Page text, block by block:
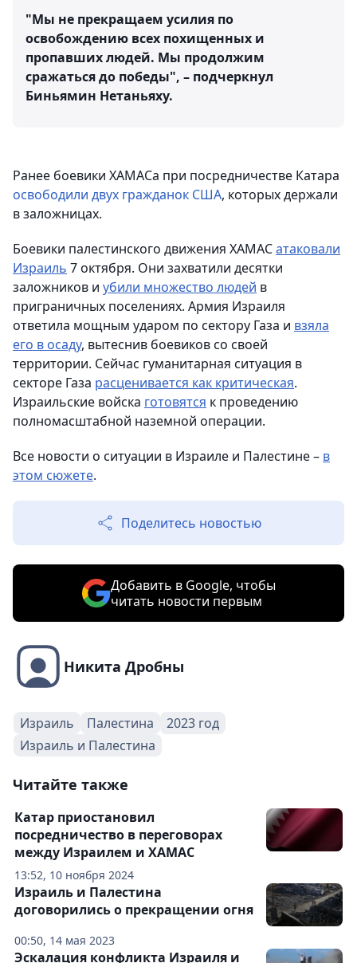
"Мы не прекращаем усилия по
освобождению всех похищенных и
пропавших людей. Мы продолжим
сражаться до победы", – подчеркнул
Биньямин Нетаньяху.
Ранее боевики ХАМАСа при посредничестве Катара
освободили двух гражданок США, которых держали
в заложницах.
Боевики палестинского движения ХАМАСатаковали
Израиль 7 октября. Они захватили десятки
заложников и убили множество людей в
приграничных поселениях. Армия Израиля
ответила мощным ударом по сектору Газа и взяла
его в осаду, вытеснив боевиков со своей
территории. Сейчас гуманитарная ситуация в
секторе Газа расценивается как критическая.
Израильские войска готовятся к проведению
полномасштабной наземной операции.
Все новости о ситуации в Израиле и Палестине – в
этом сюжете.
Поделитесь новостью
Добавить в Google, чтобы
читать новости первым
Никита Дробны
Израиль Палестина
2023 год
Израиль и Палестина
Читайте также
13:52, 10 ноября 2024
Катар приостановил
посредничество в переговорах
между Израилем и ХАМАС
00:50, 14 мая 2023
Израиль и Палестина
договорились о прекращении огня
Эскалация конфликта Израиля и